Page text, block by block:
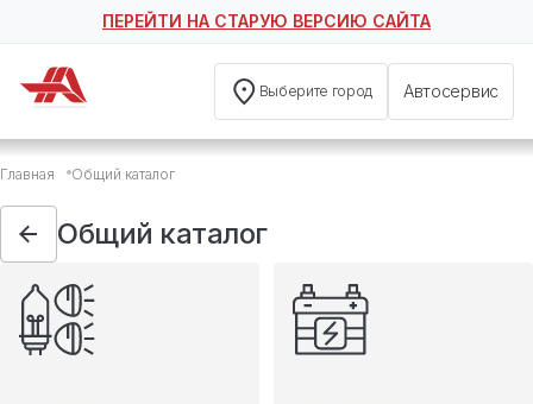
ПЕРЕЙТИ НА СТАРУЮ ВЕРСИЮ САЙТА
Выберите город Автосервис
Общий каталог
Автосвет
Автотовары
Запчасти
Масла и технические жидкости
Мототовары
Туризм
Главная Общий каталог
Общий каталог